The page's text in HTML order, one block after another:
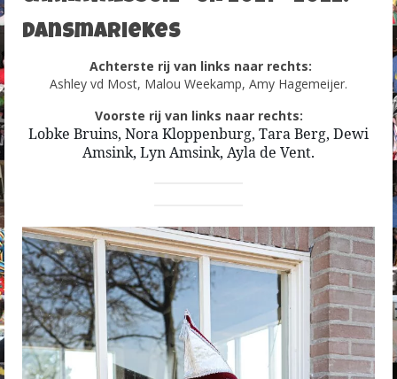
Dansmariekes
Achterste rij van links naar rechts:
Ashley vd Most, Malou Weekamp, Amy Hagemeijer.
Voorste rij van links naar rechts:
Lobke Bruins, Nora Kloppenburg, Tara Berg, Dewi
Amsink, Lyn Amsink, Ayla de Vent.